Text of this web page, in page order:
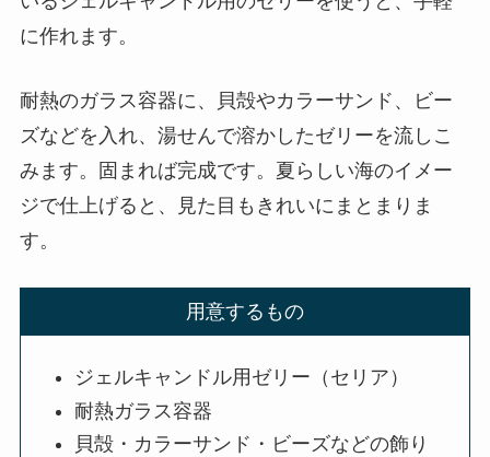
に作れます。
耐熱のガラス容器に、貝殻やカラーサンド、ビー
ズなどを入れ、湯せんで溶かしたゼリーを流しこ
みます。固まれば完成です。夏らしい海のイメー
ジで仕上げると、見た目もきれいにまとまりま
す。
用意するもの
ジェルキャンドル用ゼリー（セリア）
耐熱ガラス容器
貝殻・カラーサンド・ビーズなどの飾り